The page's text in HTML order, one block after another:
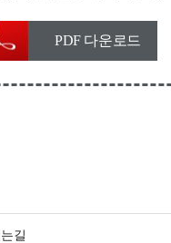
PDF 다운로드
길